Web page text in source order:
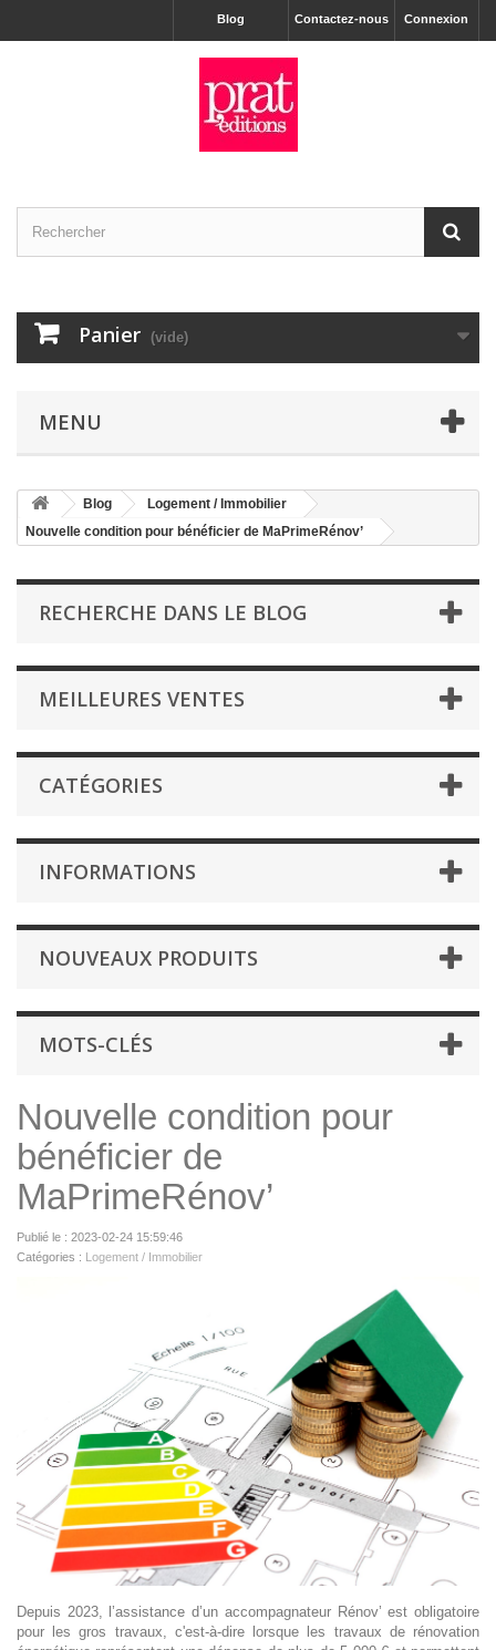
Connexion
Contactez-nous
Blog
Panier (vide)
MENU
Blog
Logement / Immobilier
Nouvelle condition pour bénéficier de MaPrimeRénov’
RECHERCHE DANS LE BLOG
MEILLEURES VENTES
CATÉGORIES
INFORMATIONS
NOUVEAUX PRODUITS
MOTS-CLÉS
Nouvelle condition pour
bénéficier de
MaPrimeRénov’
Publié le : 2023-02-24 15:59:46
Catégories : Logement / Immobilier
Depuis 2023, l’assistance d’un accompagnateur Rénov’ est obligatoire
pour les gros travaux, c'est-à-dire lorsque les travaux de rénovation